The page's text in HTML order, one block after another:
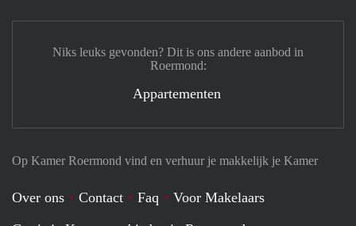
Op Kamer Roermond vind en verhuur je makkelijk je Kamer
Over ons Contact Faq
Voor Makelaars
Niks leuks gevonden? Dit is ons andere aanbod in
Roermond:
Appartementen